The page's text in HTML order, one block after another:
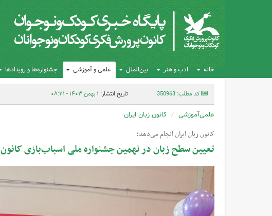
خانه ادب و هنر بین‌الملل علمی و آموزشی جشنواره‌ها و رویدادها
کد مطلب: 350963 تاریخ انتشار: ۱ بهمن ۱۴۰۳ - ۰۸:۲۱
علمی‌آموزشی کانون زبان ایران
کانون زبان ایران انجام می‌دهد؛
تعیین سطح زبان در نهمین جشنواره ملی اسباب‌بازی کانون